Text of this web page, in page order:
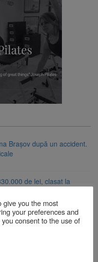
Brașov după un accident.
de lei, clasat la
plăților către Brai-Cata și
neigienizate
Brașov au fost demolate
give you the most
your preferences and
you consent to the use of